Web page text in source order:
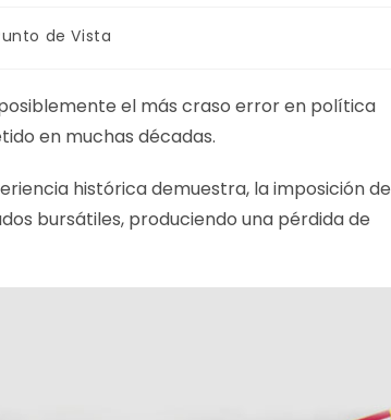
de Vista
posiblemente el más craso error en política
en muchas décadas.
histórica demuestra, la imposición de
bursátiles, produciendo una pérdida de